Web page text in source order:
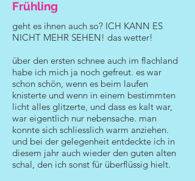
Frühling
geht es ihnen auch so? ICH KANN ES
NICHT MEHR SEHEN! das wetter!
über den ersten schnee auch im flachland
habe ich mich ja noch gefreut. es war
schon schön, wenn es beim laufen
knisterte und wenn in einem bestimmten
licht alles glitzerte, und dass es kalt war,
war eigentlich nur nebensache. man
konnte sich schliesslich warm anziehen.
und bei der gelegenheit entdeckte ich in
diesem jahr auch wieder den guten alten
schal, den ich sonst für überflüssig hielt.